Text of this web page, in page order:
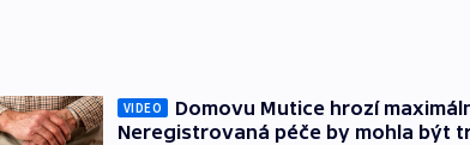
VIDEO
Domovu Mutice hrozí
Neregistrovaná péče by mohla být